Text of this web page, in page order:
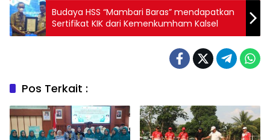
Budaya HSS “Mambari Baras” mendapatkan
Sertifikat KIK dari Kemenkumham Kalsel
Pos Terkait :